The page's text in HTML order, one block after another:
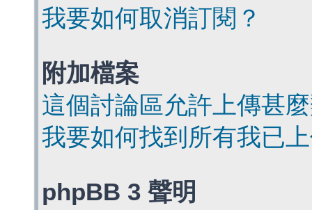
我要如何取消訂閱？
附加檔案
這個討論區允許上傳甚
我要如何找到所有我已
phpBB 3 聲明